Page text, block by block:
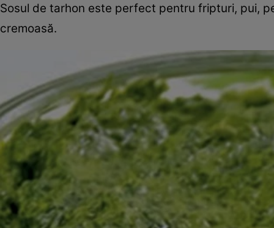
Sosul de tarhon este perfect pentru fripturi, pui,
cremoasă.